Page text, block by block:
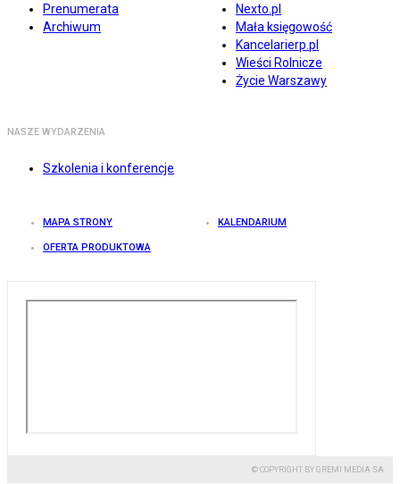
Prenumerata
Archiwum
Nexto.pl
Mała księgowość
Kancelarierp.pl
Wieści Rolnicze
Życie Warszawy
NASZE WYDARZENIA
Szkolenia i konferencje
MAPA STRONY KALENDARIUM
OFERTA PRODUKTOWA
© COPYRIGHT BY GREMI MEDIA SA